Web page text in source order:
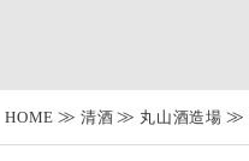
HOME 清酒 丸山酒造場